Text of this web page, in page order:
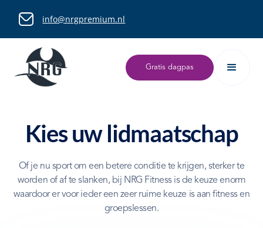
info@nrgpremium.nl
Gratis dagpas
Kies uw lidmaatschap
Of je nu sport om een betere conditie te krijgen, sterker te
worden of af te slanken, bij NRG Fitness is de keuze enorm
waardoor er voor ieder een zeer ruime keuze is aan fitness en
groepslessen.